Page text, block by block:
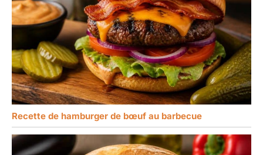
Recette de hamburger de bœuf au barbecue